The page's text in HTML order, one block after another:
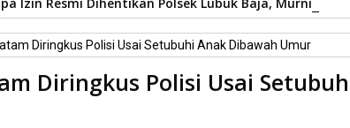
Diringkus Polisi Usai Setubuhi Anak Dibawah Umur
Diringkus Polisi Usai